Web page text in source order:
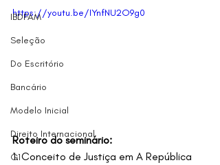
IBDFAM
Seleção
Do Escritório
Bancário
Modelo Inicial
Direito Internacional
G1
https://youtu.be/IYnfNU2O9g0
Roteiro do seminário:
1. Conceito de Justiça em A República